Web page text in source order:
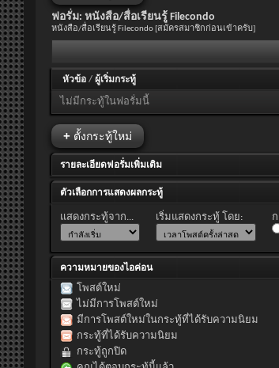
ฟอรั่ม: หนังสือ/สื่อเรียนรู้ Filecondo
หนังสือ/สื่อเรียนรู้ Filecondo [สมัครสมาชิกก่อนเข้าครับ]
หัวข้อ / ผู้เริ่มกระทู้
ไม่มีกระทู้ในฟอรั่มนี้
+ ตั้งกระทู้ใหม่
รายละเอียดฟอรั่มเพิ่มเติม
ตัวเลือกการแสดงผลกระทู้
แสดงกระทู้จาก... เริ่มแสดงกระทู้ โดย:
ความหมายของไอค่อน
โพสต์ใหม่
ไม่มีการโพสต์ใหม่
มีการโพสต์ใหม่ในกระทู้ที่ได้รับความนิยม
กระทู้ที่ได้รับความนิยม
กระทู้ถูกปิด